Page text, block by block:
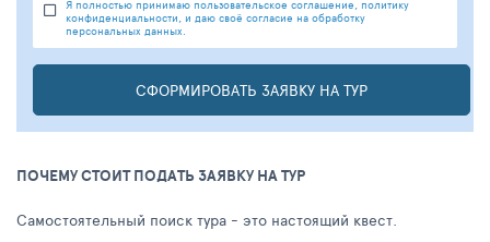
Я полностью принимаю пользовательское соглашение, политику
конфиденциальности, и даю своё согласие на обработку
персональных данных.
СФОРМИРОВАТЬ ЗАЯВКУ НА ТУР
ПОЧЕМУ СТОИТ ПОДАТЬ ЗАЯВКУ НА ТУР
Самостоятельный поиск тура - это настоящий квест.